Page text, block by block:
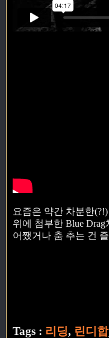
요즘은 약간 차분한
위에 첨부한 Blue Drag
어쨌거나 춤 추는 건
Tags : 리딩, 린디합